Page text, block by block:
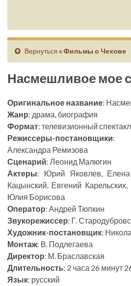
Вернуться кФильмы о Чехове
Насмешливое мое
Оригинальное название:
Жанр: драма, биография
Формат: телевизионный
Режиссеры-постановщики:
Александра Ремизова
Сценарий: Леонид Малюгин
Актеры: Юрий Яковлев, Елена
Кацынский, Евгений
Юлия Борисова
Оператор: Андрей Тюпкин
Звукорежиссер: Г.
Художник-постановщик:
Монтаж: В. Подлегаева
Директор: М. Браславская
Длительность: 2 часа 26 минут
Язык: русский